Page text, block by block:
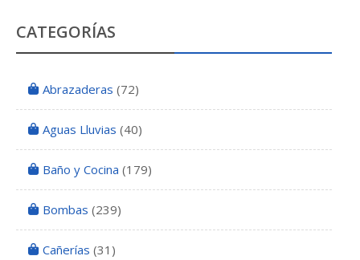
CATEGORÍAS
Abrazaderas (72)
Aguas Lluvias (40)
Baño y Cocina (179)
Bombas (239)
Cañerías (31)